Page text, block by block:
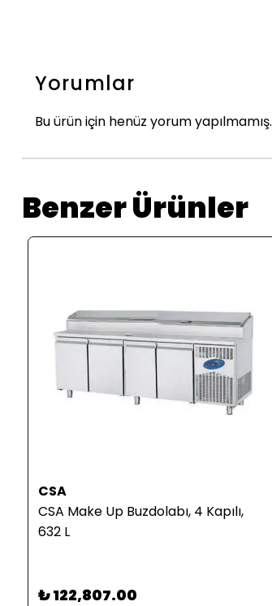
Yorumlar
Bu ürün için henüz yorum yapılmamış.
Benzer Ürünler
CSA
CSA Make Up Buzdolabı, 4 Kapılı,
632 L
₺ 122,807.00